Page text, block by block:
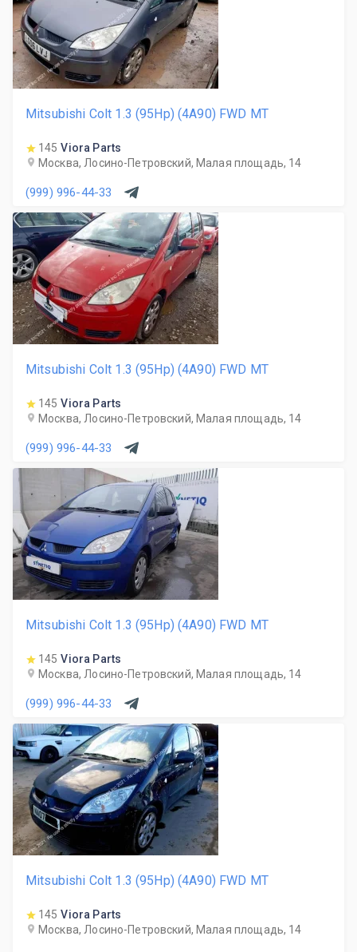
Mitsubishi Colt 1.3 (95Hp) (4A90) FWD MT
145 Viora Parts
Москва, Лосино-Петровский, Малая площадь, 14
(999) 996-44-33
Mitsubishi Colt 1.3 (95Hp) (4A90) FWD MT
145 Viora Parts
Москва, Лосино-Петровский, Малая площадь, 14
(999) 996-44-33
Mitsubishi Colt 1.3 (95Hp) (4A90) FWD MT
145 Viora Parts
Москва, Лосино-Петровский, Малая площадь, 14
(999) 996-44-33
Mitsubishi Colt 1.3 (95Hp) (4A90) FWD MT
145 Viora Parts
Москва, Лосино-Петровский, Малая площадь, 14